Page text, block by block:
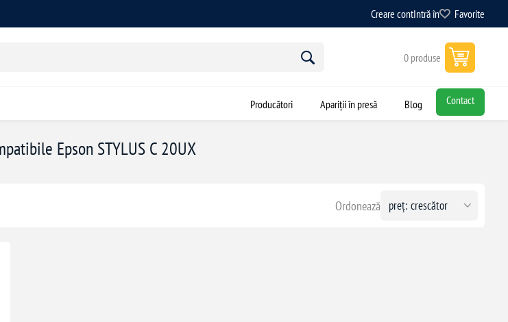
Creare contIntră în Favorite
0 produse
Producători Apariții în presă Blog Contact
Epson STYLUS C 20UX
Ordonează